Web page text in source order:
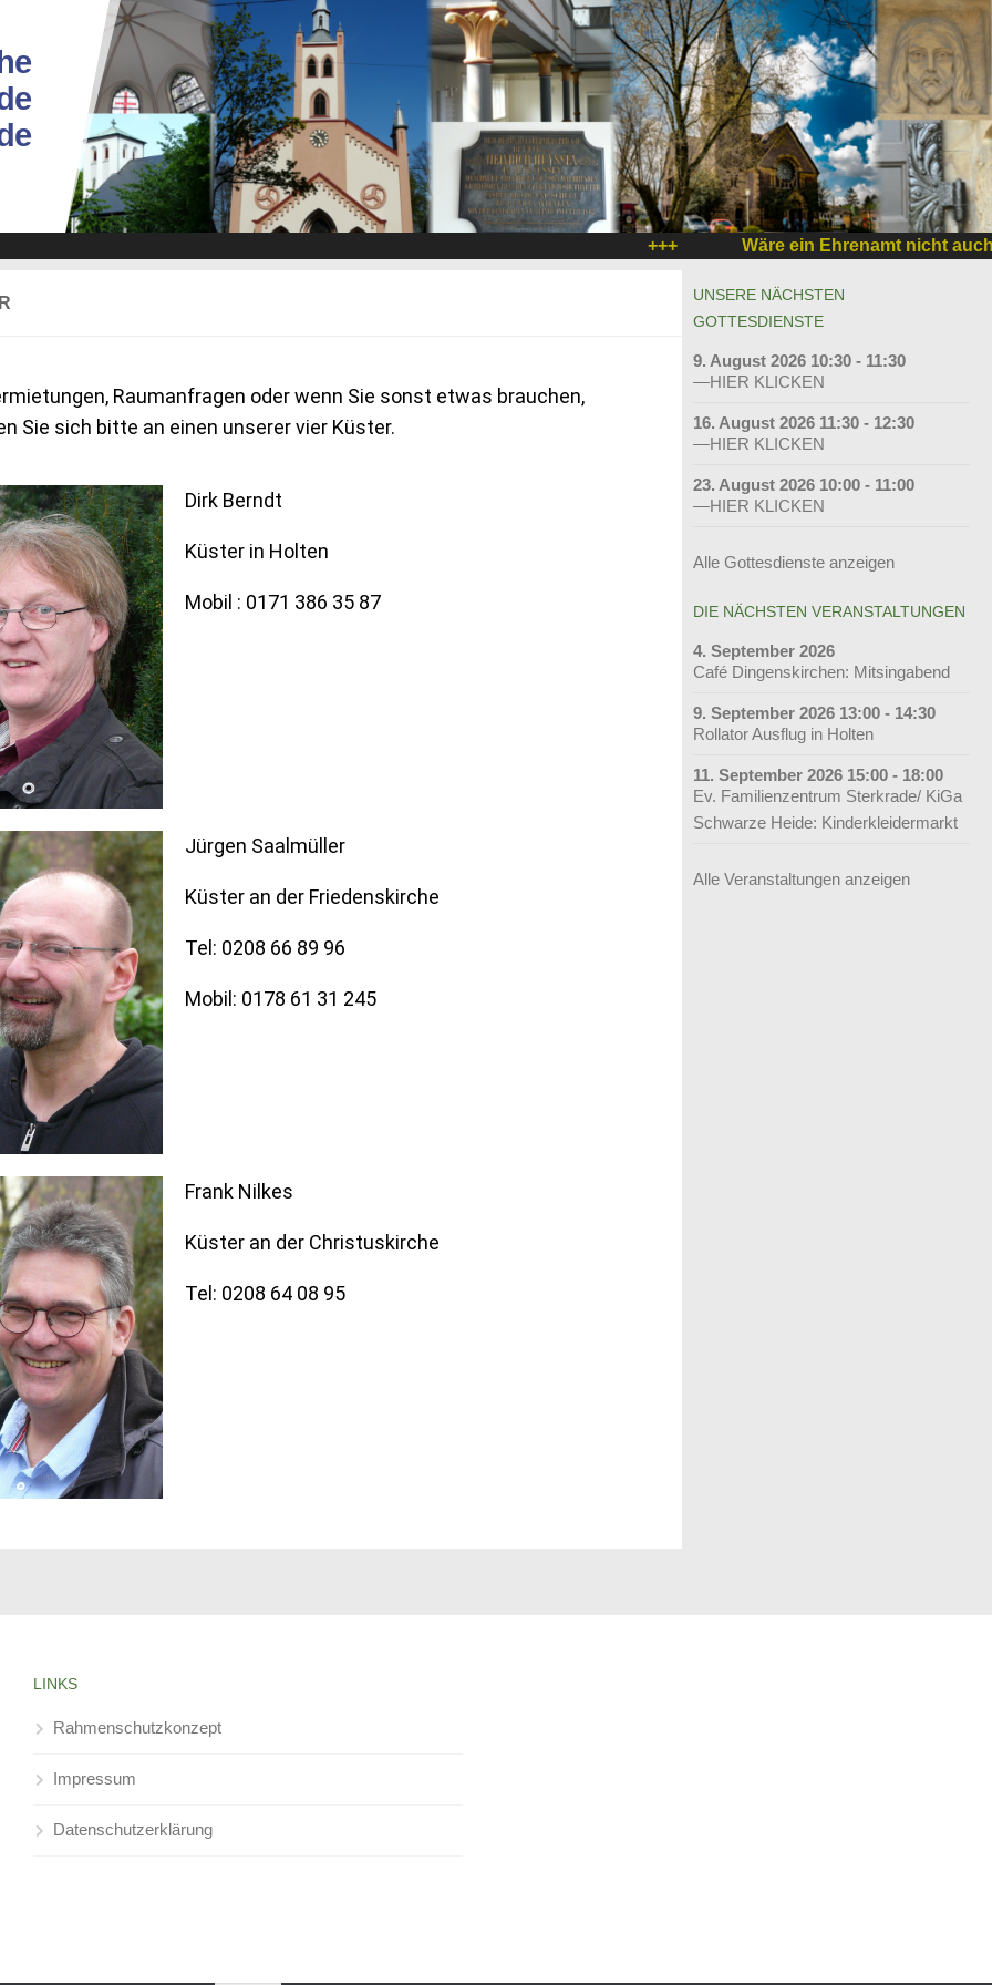
Wäre ein Ehrenamt nicht auch
Raumanfragen oder wenn Sie sonst etwas brauchen,
Sie sich bitte an einen unserer vier Küster.
Dirk Berndt
Küster in Holten
Mobil : 0171 386 35 87
Jürgen Saalmüller
Küster an der Friedenskirche
Tel: 0208 66 89 96
Mobil: 0178 61 31 245
Frank Nilkes
Küster an der Christuskirche
Tel: 0208 64 08 95
UNSERE NÄCHSTEN
GOTTESDIENSTE
9. August 2026 10:30 - 11:30
—HIER KLICKEN
16. August 2026 11:30 - 12:30
—HIER KLICKEN
23. August 2026 10:00 - 11:00
—HIER KLICKEN
Alle Gottesdienste anzeigen
DIE NÄCHSTEN VERANSTALTUNGEN
4. September 2026
Café Dingenskirchen: Mitsingabend
9. September 2026 13:00 - 14:30
Rollator Ausflug in Holten
11. September 2026 15:00 - 18:00
Ev. Familienzentrum Sterkrade/ KiGa
Schwarze Heide: Kinderkleidermarkt
Alle Veranstaltungen anzeigen
LINKS
Rahmenschutzkonzept
Impressum
Datenschutzerklärung